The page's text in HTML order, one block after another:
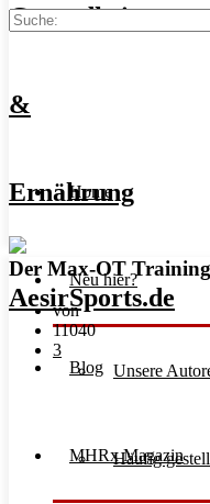
Gesundheit
&
Ernährung
Home
Unsere
Häufig
Neu hier?
Blog
MHRx Magazin
Der Max-OT
von
11040
3